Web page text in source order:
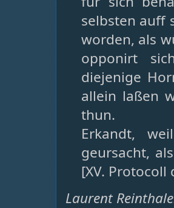
selbsten auff
worden, als
opponirt
diejenige
allein laßen
thun.
Erkandt,
geursacht,
[XV.
Laurent